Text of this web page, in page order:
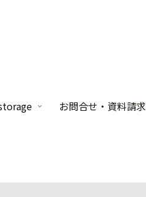
お問合せ・資料請求